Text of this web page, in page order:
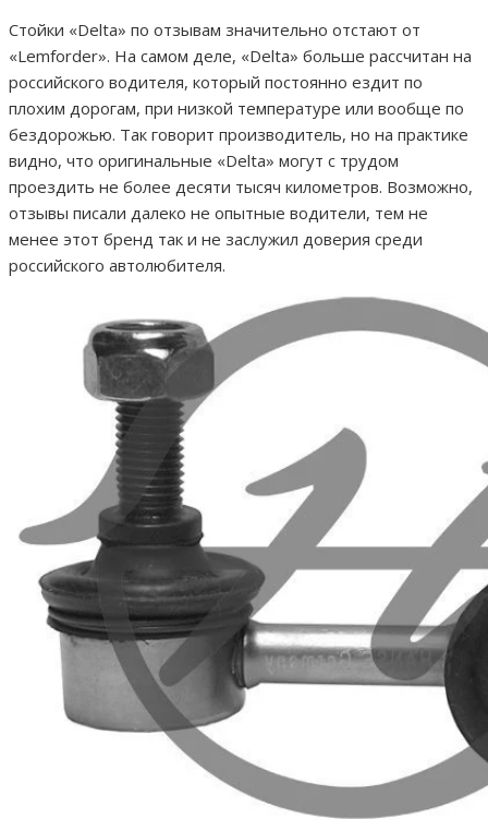
Стойки «Delta» по отзывам значительно отстают от
«Lemforder». На самом деле, «Delta» больше рассчитан на
российского водителя, который постоянно ездит по
плохим дорогам, при низкой температуре или вообще по
бездорожью. Так говорит производитель, но на практике
видно, что оригинальные «Delta» могут с трудом
проездить не более десяти тысяч километров. Возможно,
отзывы писали далеко не опытные водители, тем не
менее этот бренд так и не заслужил доверия среди
российского автолюбителя.